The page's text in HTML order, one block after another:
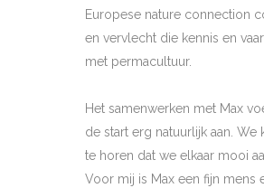
Europese nature connection
en vervlecht die kennis en
met permacultuur.
Het samenwerken met Max
de start erg natuurlijk aan. We
te horen dat we elkaar mooi
Voor mij is Max een fijn mens